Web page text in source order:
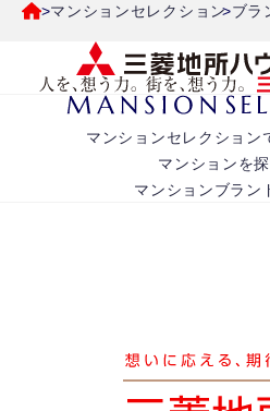
マンションセレクション ブラ
マンションセレクション
マンションを
マンションブラン